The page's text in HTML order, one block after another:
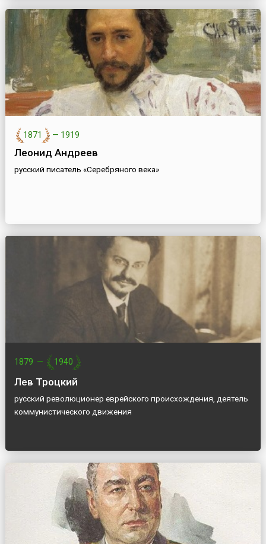
1871 — 1919
Леонид Андреев
русский писатель «Серебряного века»
1879 — 1940
Лев Троцкий
русский революционер еврейского происхождения, деятель
коммунистического движения